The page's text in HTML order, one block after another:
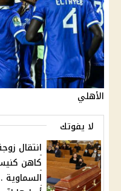
الأهلي
لا يفوتك
انتقال
كاهن
السماوية